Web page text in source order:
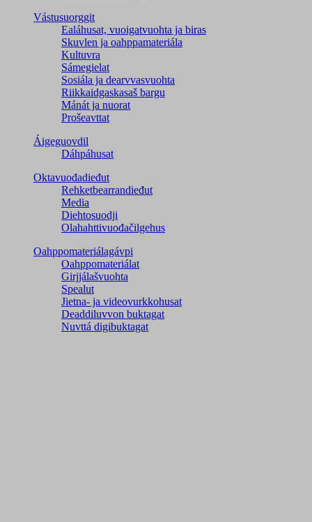
Vástusuorggit
Ealáhusat, vuoigatvuohta ja biras
Skuvlen ja oahppamateriála
Kultuvra
Sámegielat
Sosiála ja dearvvasvuohta
Riikkaidgaskasaš bargu
Mánát ja nuorat
Prošeavttat
Áigeguovdil
Dáhpáhusat
Oktavuođadieđut
Rehketbearrandieđut
Media
Diehtosuodji
Olahahttivuođačilgehus
Oahppomateriálagávpi
Oahppomateriálat
Girjjálašvuohta
Spealut
Jietna- ja videovurkkohusat
Deaddiluvvon buktagat
Nuvttá digibuktagat